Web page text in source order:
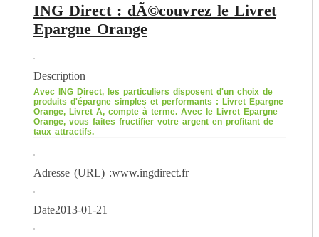
ING Direct : dÃ©couvrez le Livret
Epargne Orange
Description
Avec ING Direct, les particuliers disposent d'un choix de
produits d'épargne simples et performants : Livret Epargne
Orange, Livret A, compte à terme. Avec le Livret Epargne
Orange, vous faites fructifier votre argent en profitant de
taux attractifs.
Adresse (URL) :www.ingdirect.fr
Date2013-01-21